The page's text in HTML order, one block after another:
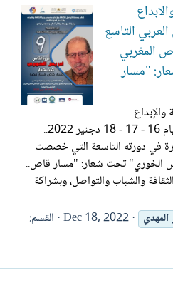
التاسع
المغربي
"مسار
بــ"مدينة النوارس، الصويرة أيام 16 - 17 - 18 دجنير 2022..
في دورته التاسعة التي خصصت
الخوري" تحت شعار: "مسار قاص..
والشباب والتواصل، وبشراكة
المهدي Dec 18, 2022 القسم: